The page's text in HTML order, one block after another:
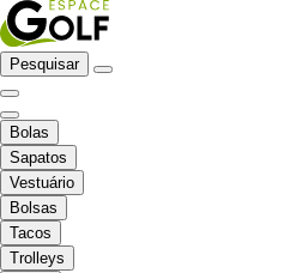
Pesquisar
Bolas
Sapatos
Vestuário
Bolsas
Tacos
Trolleys